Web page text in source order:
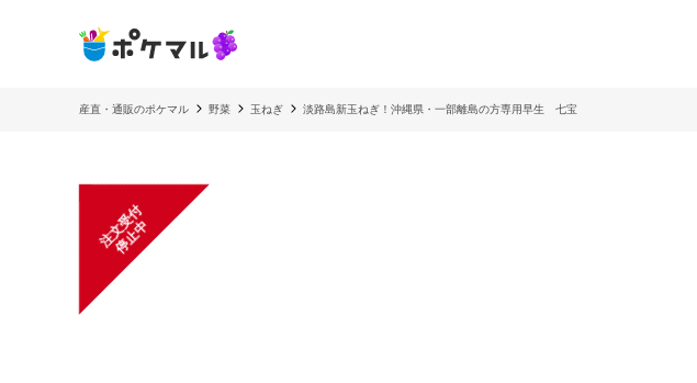
産直・通販のポケマル 野菜 玉ねぎ 淡路島新玉ねぎ！沖縄県・一部離島の方専用早生 七宝
注
文
受
付
停
止
中